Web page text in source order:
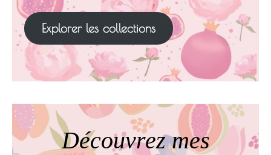
Explorer les collections
Découvrez mes